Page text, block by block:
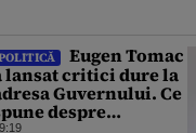
Eugen Tomac
lansat critici dure la
Guvernului. Ce
despre